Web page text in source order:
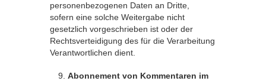
personenbezogenen Daten an Dritte,
sofern eine solche Weitergabe nicht
gesetzlich vorgeschrieben ist oder der
Rechtsverteidigung des für die Verarbeitung
Verantwortlichen dient.
Abonnement von Kommentaren im